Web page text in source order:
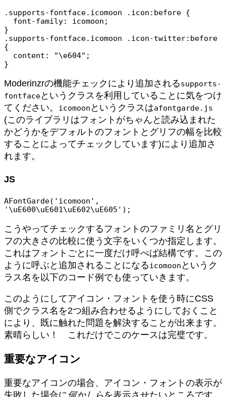
.supports-fontface.icomoon .icon:before {
}
.supports-fontface.icomoon .icon-twitter:before
{
Moderinzrの機能チェックにより追加されるsupports-
fontfaceというクラスを利用していることに気をつけ
てください。
icomoon というクラスはafontgarde.js
(このライブラリはフォントがちゃんと読み込まれた
かどうかをデフォルトのフォントとグリフの幅を比較
することによってチェックしています)により追加さ
れます。
JS
AFontGarde('icomoon',
こうやってチェックするフォントのファミリ名とグリ
フの大きさの比較に使う文字をいくつか指定します。
これはフォントごとに一度だけ呼べば結構です。この
ように呼ぶと追加されることになるicomoon というク
ラス名を以下のコード例でも使っていきます。
このようにしてアイコン・フォントを使う時にCSS
側でクラス名を2つ組み合わせるようにしておくこと
により、既に触れた問題を解決することが出来ます。
素晴らしい！ これだけでこのケースは完璧です。
重要なアイコン
重要なアイコンの場合、アイコン・フォントの表示が
失敗した場合に何かしら を表示させたいところです。